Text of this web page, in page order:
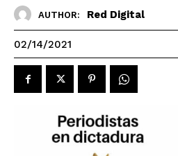
AUTHOR: Red Digital
02/14/2021